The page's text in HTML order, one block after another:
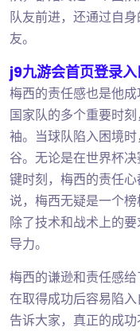
队友前进，还通过自
友。
j9九游会首页登录入
梅西的责任感也是他
国家队的多个重要时
袖。当球队陷入困境
谷。无论是在世界杯
键时刻，梅西的责任
说，梅西无疑是一个榜
除了技术和战术上的
导力。
梅西的谦逊和责任感
在取得成功后容易陷
告诉大家，真正的成